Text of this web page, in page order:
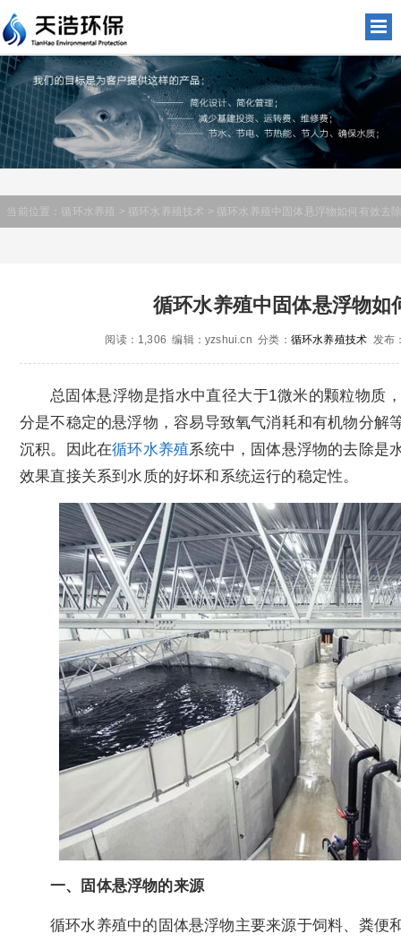
当前位置： 循环水养殖 > 循环水养殖技术 > 循环水养殖中固体悬浮物如何有效去
循环水养殖中固体悬浮物如
阅读：1,306 编辑：yzshui.cn 分类： 循环水养殖技术 发布
总固体悬浮物是指水中直径大于1微米的颗粒物质
分是不稳定的悬浮物，容易导致氧气消耗和有机物分解
沉积。因此在循环水养殖系统中，固体悬浮物的去除是
效果直接关系到水质的好坏和系统运行的稳定性。
一、固体悬浮物的来源
循环水养殖中的固体悬浮物主要来源于饲料、粪便